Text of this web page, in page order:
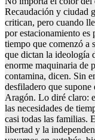
Recaudación y ciudad
critican, pero cuando
por estacionamiento es
tiempo que comenzó a
que dictan la ideología
enorme maquinaria de
contamina, dicen. Sin
desfiladero que
Aragón. Lo diré claro:
las necesidades de
casi todas las familias.
libertad y la